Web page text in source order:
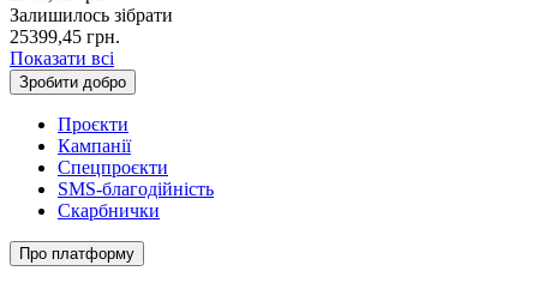
Залишилось зібрати
25399,45 грн.
Показати всі
Зробити добро
Проєкти
Кампанії
Спецпроєкти
SMS-благодійність
Скарбнички
Про платформу